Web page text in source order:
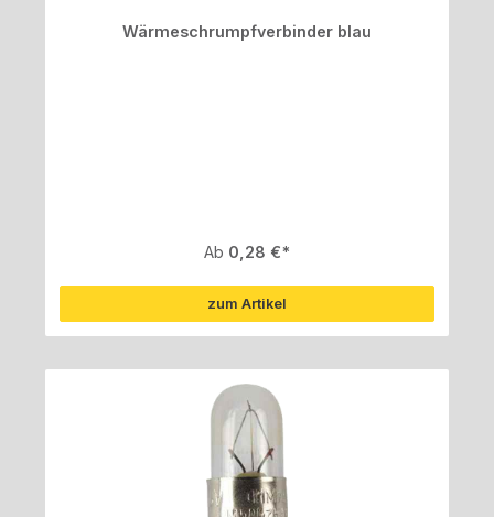
Wärmeschrumpfverbinder blau
Regulärer Preis:
Ab 0,28 €
zum Artikel